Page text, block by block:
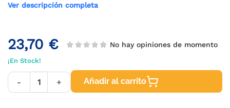
Ver descripción completa
23,70 € No hay opiniones de momento
¡En Stock!
- + Añadir al carrito